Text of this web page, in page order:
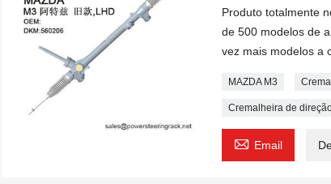
Produto totalmente
de 500 modelos de
vez mais modelos a
MAZDA M3
Cremalheira de
 Email